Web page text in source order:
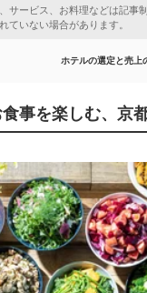
ホテルの選定と売上
事を楽しむ、京